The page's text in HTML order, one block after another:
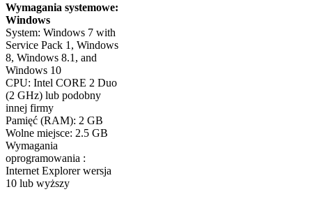
Wymagania systemowe:
Windows
System: Windows 7 with
Service Pack 1, Windows
8, Windows 8.1, and
Windows 10
CPU: Intel CORE 2 Duo
(2 GHz) lub podobny
innej firmy
Pamięć (RAM): 2 GB
Wolne miejsce: 2.5 GB
Wymagania
oprogramowania :
Internet Explorer wersja
10 lub wyższy